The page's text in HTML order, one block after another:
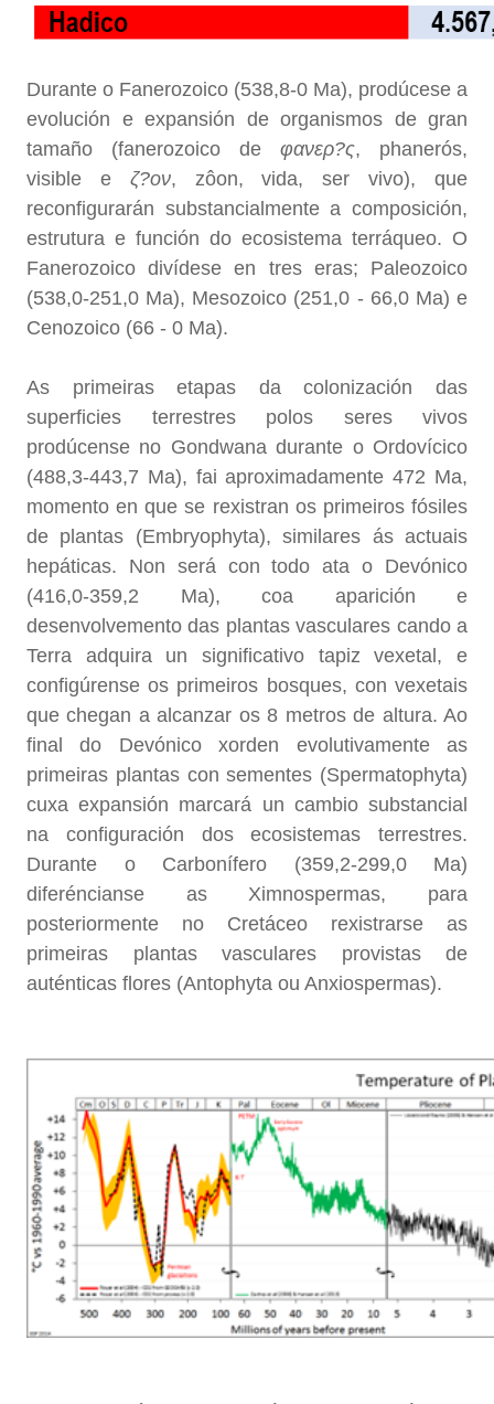
Durante o Fanerozoico (538,8-0 Ma), prodúcese a
evolución e expansión de organismos de gran
tamaño (fanerozoico de φανερ?ς, phanerós,
visible e ζ?ον, zôon, vida, ser vivo), que
reconfigurarán substancialmente a composición,
estrutura e función do ecosistema terráqueo. O
Fanerozoico divídese en tres eras; Paleozoico
(538,0-251,0 Ma), Mesozoico (251,0 - 66,0 Ma) e
Cenozoico (66 - 0 Ma).
As primeiras etapas da colonización das
superficies terrestres polos seres vivos
prodúcense no Gondwana durante o Ordovícico
(488,3-443,7 Ma), fai aproximadamente 472 Ma,
momento en que se rexistran os primeiros fósiles
de plantas (Embryophyta), similares ás actuais
hepáticas. Non será con todo ata o Devónico
(416,0-359,2 Ma), coa aparición e
desenvolvemento das plantas vasculares cando a
Terra adquira un significativo tapiz vexetal, e
configúrense os primeiros bosques, con vexetais
que chegan a alcanzar os 8 metros de altura. Ao
final do Devónico xorden evolutivamente as
primeiras plantas con sementes (Spermatophyta)
cuxa expansión marcará un cambio substancial
na configuración dos ecosistemas terrestres.
Durante o Carbonífero (359,2-299,0 Ma)
diferéncianse as Ximnospermas, para
posteriormente no Cretáceo rexistrarse as
primeiras plantas vasculares provistas de
auténticas flores (Antophyta ou Anxiospermas).